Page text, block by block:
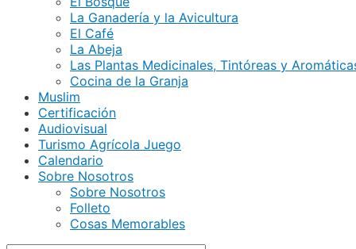
La Ganadería y la Avicultura
El Café
La Abeja
Las Plantas Medicinales, Tintóreas y
Cocina de la Granja
Muslim
Certificación
Audiovisual
Turismo Agrícola Juego
Calendario
Sobre Nosotros
Sobre Nosotros
Folleto
Cosas Memorables